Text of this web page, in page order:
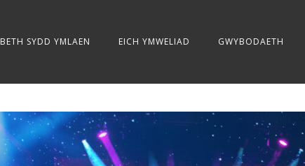
BETH SYDD YMLAEN EICH YMWELIAD GWYBODAETH